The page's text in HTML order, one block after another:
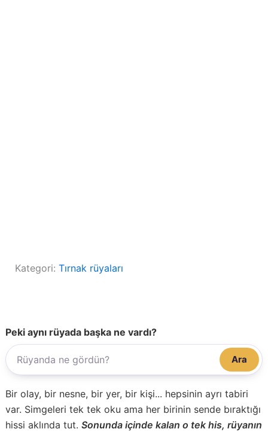
Kategori: Tırnak rüyaları
Peki aynı rüyada başka ne vardı?
Ara
Bir olay, bir nesne, bir yer, bir kişi... hepsinin ayrı tabiri
var. Simgeleri tek tek oku ama her birinin sende bıraktığı
hissi aklında tut. Sonunda içinde kalan o tek his, rüyanın